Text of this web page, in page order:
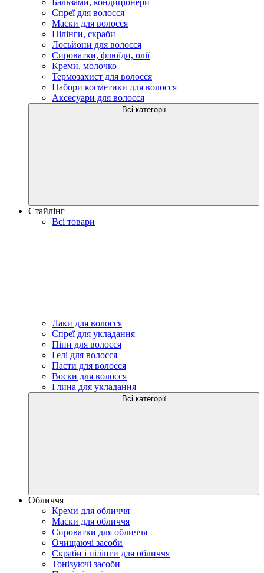
Спреї для волосся
Маски для волосся
Пілінги, скраби
Лосьйони для волосся
Сироватки, флюїди, олії
Креми, молочко
Термозахист для волосся
Набори косметики для волосся
Аксесуари для волосся
Всі категорії
Стайлінг
Всі товари
Лаки для волосся
Спреї для укладання
Піни для волосся
Гелі для волосся
Пасти для волосся
Воски для волосся
Глина для укладання
Всі категорії
Обличчя
Креми для обличчя
Маски для обличчя
Сироватки для обличчя
Очищаючі засоби
Скраби і пілінги для обличчя
Тонізуючі засоби